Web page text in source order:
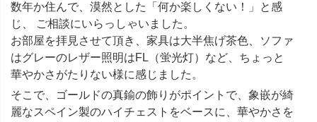
数年か住んで、漠然とした「何か楽しくない！」と感
じ、 ご相談にいらっしゃいました。
お部屋を拝見させて頂き、家具は大半焦げ茶色、ソファ
はグレーのレザー照明はFL（蛍光灯）など、ちょっと
華やかさがたりない様に感じました。
そこで、ゴールドの真鍮の飾りがポイントで、象嵌が綺
麗なスペイン製のハイチェストをベースに、華やかさを